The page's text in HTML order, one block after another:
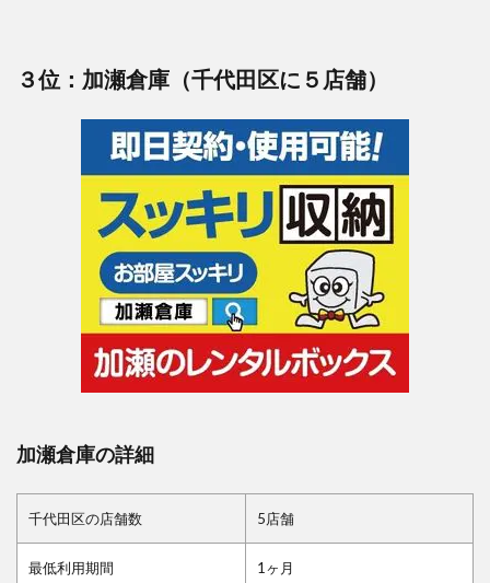
３位：加瀬倉庫（千代田区に５店舗）
加瀬倉庫の詳細
千代田区の店舗数 5店舗
最低利用期間 1ヶ月